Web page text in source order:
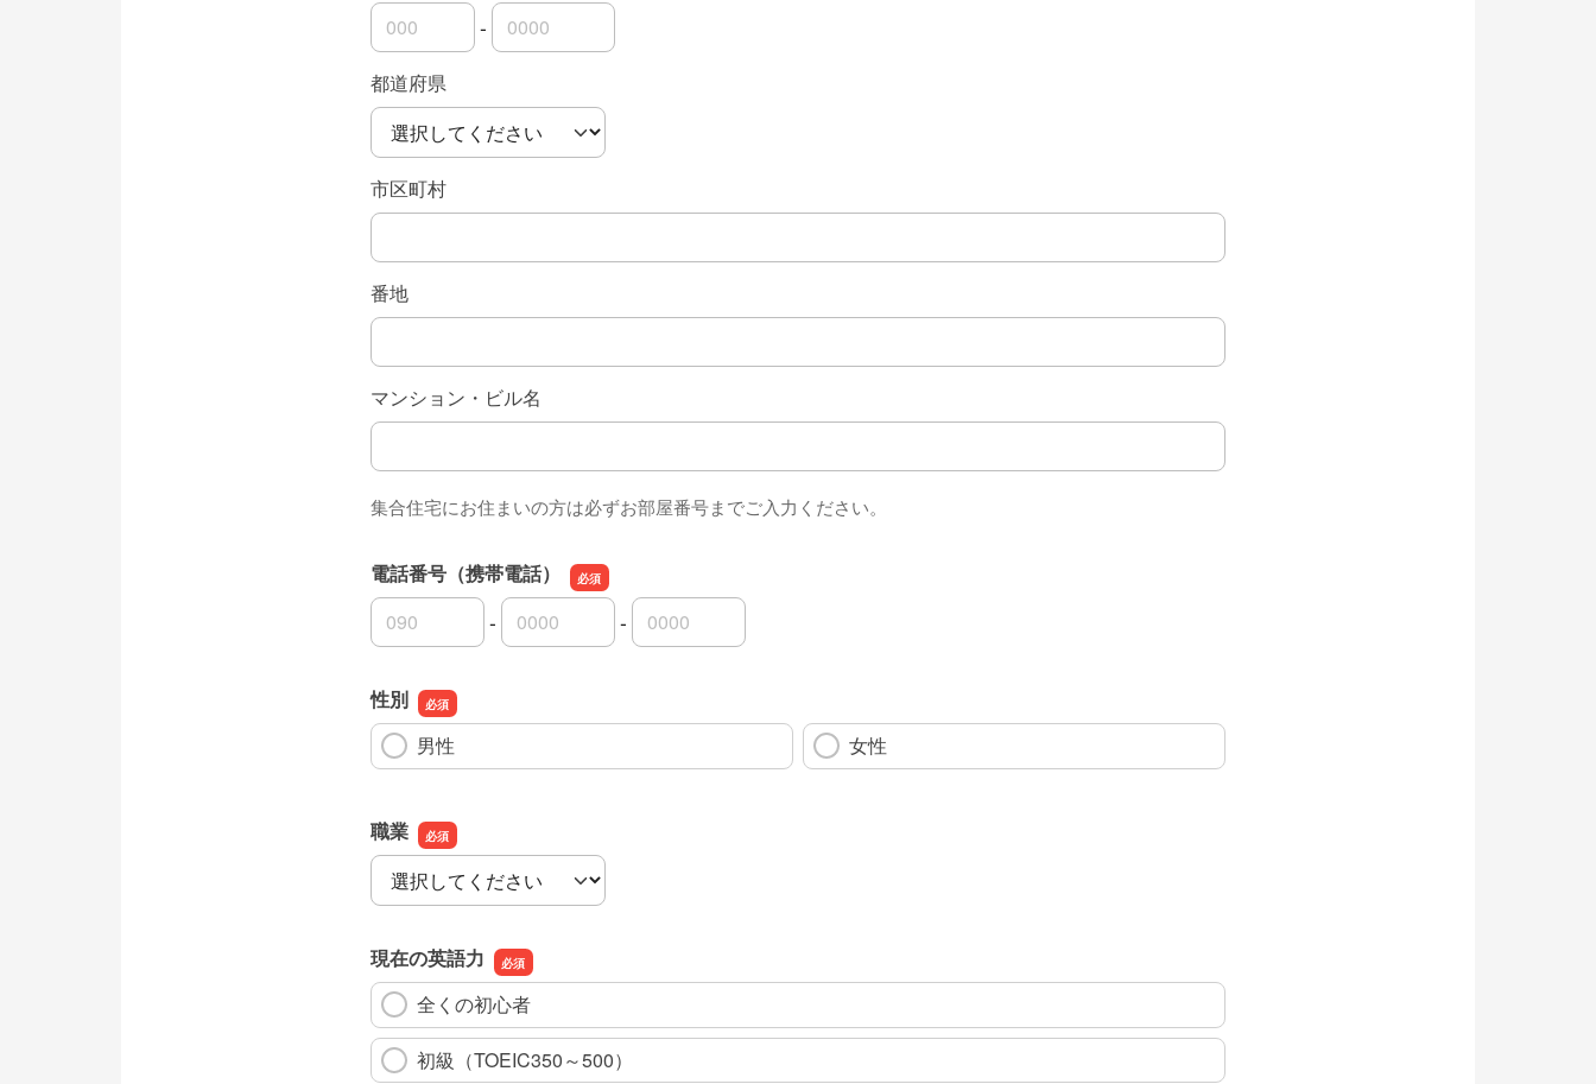
郵便番号の上3桁
-
郵便番号の下4桁
都道府県
市区町村
番地
マンション・ビル名
集合住宅にお住まいの方は必ずお部屋番号までご入力ください。
電話番号（携帯電話）
電話番号（携帯電話）の市外局番
-
電話番号（携帯電話）の市内局番
-
電話番号（携帯電話）の加入者番号
性別
男性
女性
職業
職業
現在の英語力
全くの初心者
初級（TOEIC350～500）